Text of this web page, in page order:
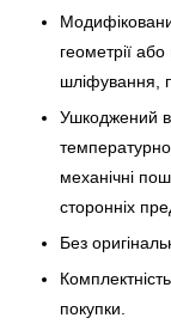
геометрії
шліфування,
Ушкоджений
механічні
сторонніх
Без
покупки.